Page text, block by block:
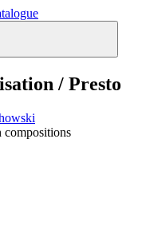
/ Presto
compositions